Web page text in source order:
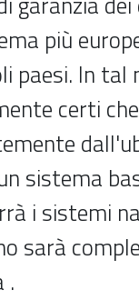
più
paesi. In
certi
sistema
i sistemi
sarà
.